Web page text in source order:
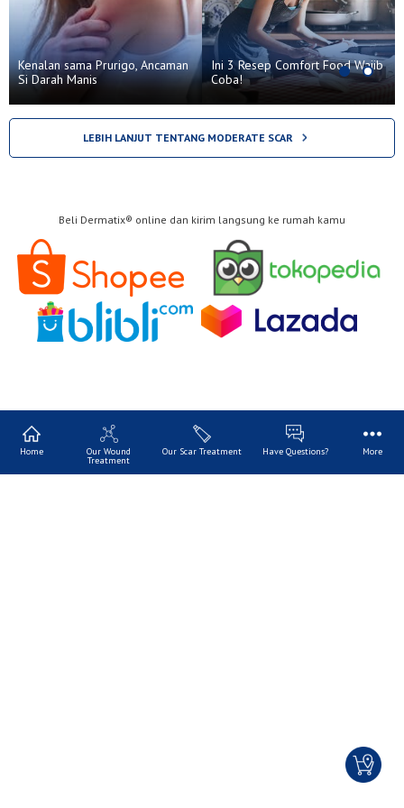
Kenalan sama Prurigo, Ancaman
Si Darah Manis
Ini 3 Resep Comfort Food Wajib
Coba!
LEBIH LANJUT TENTANG MODERATE SCAR
Beli Dermatix® online dan kirim langsung ke rumah kamu
Home Our Wound
Treatment
Our Scar Treatment Have Questions? More